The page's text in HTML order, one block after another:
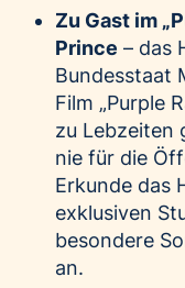
Zu Gast im
Prince – das
Bundesstaat
Film „Purple
zu Lebzeiten
nie für die
Erkunde das
exklusiven
besondere
an.